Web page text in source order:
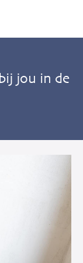
bij jou in de